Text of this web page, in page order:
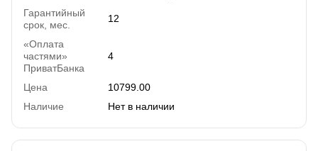
Гарантийный
срок, мес.
12
«Оплата
частями»
ПриватБанка
4
Цена
10799.00
Наличие
Нет в наличии